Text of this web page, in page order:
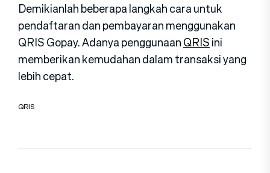
Demikianlah beberapa langkah cara untuk
pendaftaran dan pembayaran menggunakan
QRIS Gopay. Adanya penggunaanQRISini
memberikan kemudahan dalam transaksi yang
lebih cepat.
QRIS